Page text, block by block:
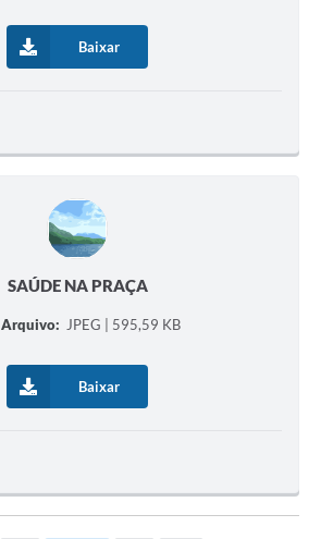
Baixar
SAÚDE NA PRAÇA
Arquivo: JPEG | 595,59 KB
Baixar